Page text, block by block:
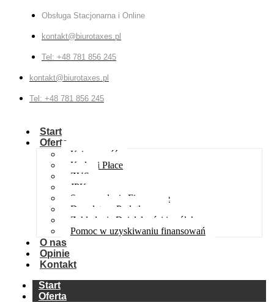
Obsługa Stacjonarna i Online
kontakt@biurotaxes.pl
Tel: +48 781 856 245
kontakt@biurotaxes.pl
Tel: +48 781 856 245
Start
Oferta
Księgowość
Kadry i Płace
ZUS
JPK
Sprawozdania Finansowe
Doradztwo Podatkowe
Zakładanie Działalności i spółek
Pomoc w uzyskiwaniu finansowań
O nas
Opinie
Kontakt
Start
Oferta